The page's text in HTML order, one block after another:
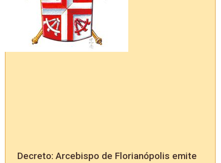
Decreto: Arcebispo de Florianópolis emite